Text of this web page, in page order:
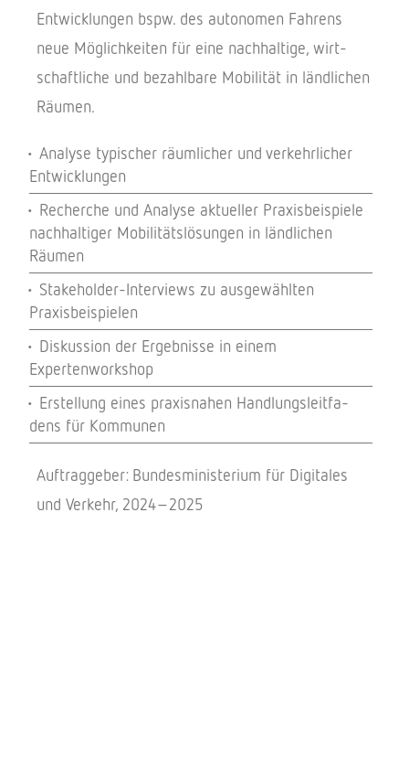
Entwick­lun­gen bspw. des auto­no­men Fahrens
neue Möglich­kei­ten für eine nach­hal­tige, wirt­
schaft­li­che und bezahl­bare Mobi­li­tät in länd­li­chen
Räumen.
Analyse typi­scher räum­li­cher und verkehr­li­cher
Entwicklungen
Recher­che und Analyse aktu­el­ler Praxis­bei­spiele
nach­hal­ti­ger Mobi­li­täts­lö­sun­gen in länd­li­chen
Räumen
Stake­hol­der-Inter­views zu ausge­wähl­ten
Praxisbeispielen
Diskus­sion der Ergeb­nisse in einem
Expertenworkshop
Erstel­lung eines praxis­na­hen Hand­lungs­leit­fa­
dens für Kommunen
Auftrag­ge­ber: Bundes­mi­nis­te­rium für Digi­ta­les
und Verkehr, 2024–2025